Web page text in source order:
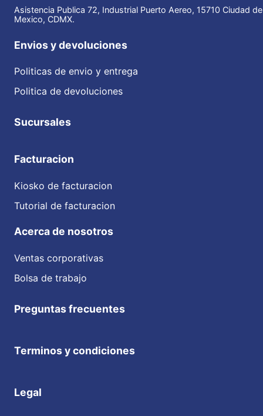
Asistencia Publica 72, Industrial Puerto Aereo, 15710 Ciudad de
Mexico, CDMX.
Envios y devoluciones
Politicas de envio y entrega
Politica de devoluciones
Sucursales
Facturacion
Kiosko de facturacion
Tutorial de facturacion
Acerca de nosotros
Ventas corporativas
Bolsa de trabajo
Preguntas frecuentes
Terminos y condiciones
Legal